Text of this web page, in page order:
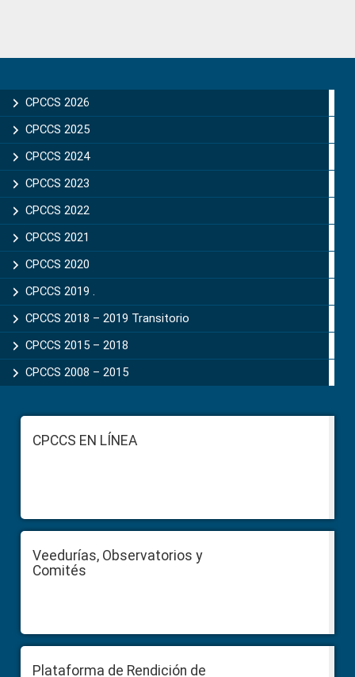
Sidebar
CPCCS 2026
CPCCS 2025
CPCCS 2024
CPCCS 2023
CPCCS 2022
CPCCS 2021
CPCCS 2020
CPCCS 2019 .
CPCCS 2018 – 2019 Transitorio
CPCCS 2015 – 2018
CPCCS 2008 – 2015
FooterCPCCS EN LÍNEA
Veedurías, Observatorios y
Comités
Plataforma de Rendición de